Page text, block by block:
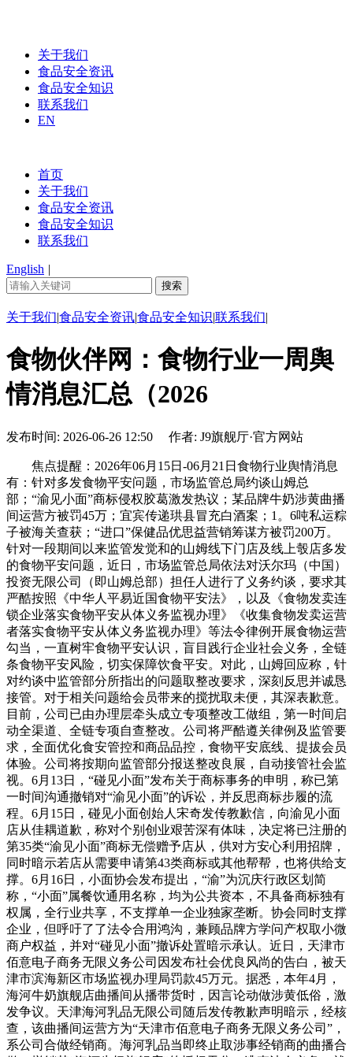
关于我们
食品安全资讯
食品安全知识
联系我们
EN
首页
关于我们
食品安全资讯
食品安全知识
联系我们
English |
关于我们|食品安全资讯|食品安全知识|联系我们|
食物伙伴网：食物行业一周舆
情消息汇总（2026
发布时间: 2026-06-26 12:50 作者: J9旗舰厅·官方网站
焦点提醒：2026年06月15日-06月21日食物行业舆情消息
有：针对多发食物平安问题，市场监管总局约谈山姆总
部；“渝见小面”商标侵权胶葛激发热议；某品牌牛奶涉黄曲播
间运营方被罚45万；宜宾传递珙县冒充白酒案；1。6吨私运粽
子被海关查获；“进口”保健品优思益营销筹谋方被罚200万。
针对一段期间以来监管发觉和的山姆线下门店及线上彀店多发
的食物平安问题，近日，市场监管总局依法对沃尔玛（中国）
投资无限公司（即山姆总部）担任人进行了义务约谈，要求其
严酷按照《中华人平易近国食物平安法》，以及《食物发卖连
锁企业落实食物平安从体义务监视办理》《收集食物发卖运营
者落实食物平安从体义务监视办理》等法令律例开展食物运营
勾当，一直树牢食物平安认识，盲目践行企业社会义务，全链
条食物平安风险，切实保障饮食平安。对此，山姆回应称，针
对约谈中监管部分所指出的问题取整改要求，深刻反思并诚恳
接管。对于相关问题给会员带来的搅扰取未便，其深表歉意。
目前，公司已由办理层牵头成立专项整改工做组，第一时间启
动全渠道、全链专项自查整改。公司将严酷遵关律例及监管要
求，全面优化食安管控和商品品控，食物平安底线、提拔会员
体验。公司将按期向监管部分报送整改良展，自动接管社会监
视。6月13日，“碰见小面”发布关于商标事务的申明，称已第
一时间沟通撤销对“渝见小面”的诉讼，并反思商标步履的流
程。6月15日，碰见小面创始人宋奇发传教歉信，向渝见小面
店从佳耦道歉，称对个别创业艰苦深有体味，决定将已注册的
第35类“渝见小面”商标无偿赠予店从，供对方安心利用招牌，
同时暗示若店从需要申请第43类商标或其他帮帮，也将供给支
撑。6月16日，小面协会发布提出，“渝”为沉庆行政区划简
称，“小面”属餐饮通用名称，均为公共资本，不具备商标独有
权属，全行业共享，不支撑单一企业独家垄断。协会同时支撑
企业，但呼吁了了法令合用鸿沟，兼顾品牌方学问产权取小微
商户权益，并对“碰见小面”撤诉处置暗示承认。近日，天津市
佰意电子商务无限义务公司因发布社会优良风尚的告白，被天
津市滨海新区市场监视办理局罚款45万元。据悉，本年4月，
海河牛奶旗舰店曲播间从播带货时，因言论动做涉黄低俗，激
发争议。天津海河乳品无限公司随后发传教歉声明暗示，经核
查，该曲播间运营方为“天津市佰意电子商务无限义务公司”，
系公司合做经销商。海河乳品当即终止取涉事经销商的曲播合